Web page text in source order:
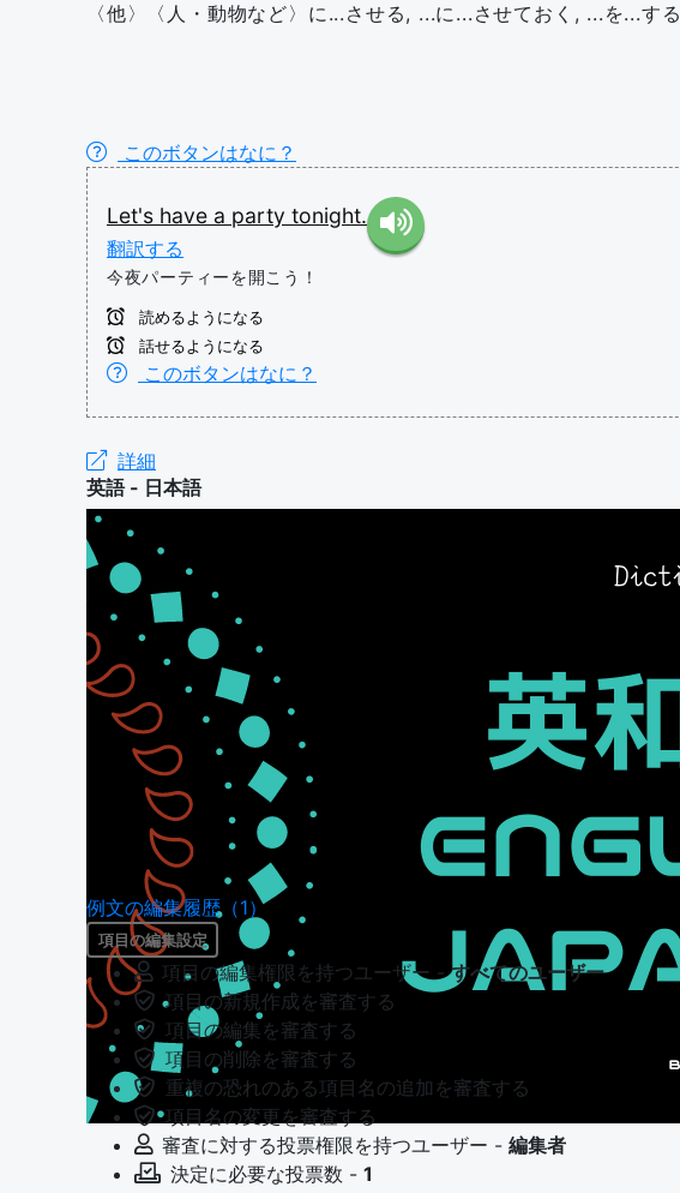
〈他〉〈人・動物など〉に...させる, ...に...させておく, ...を...
このボタンはなに？
Let's have a party tonight.
翻訳する
今夜パーティーを開こう！
読めるようになる
話せるようになる
このボタンはなに？
詳細
英語 - 日本語
例文の編集履歴（1）
項目の編集設定
項目の編集権限を持つユーザー -すべてのユーザー
項目の新規作成を審査する
項目の編集を審査する
項目の削除を審査する
重複の恐れのある項目名の追加を審査する
項目名の変更を審査する
審査に対する投票権限を持つユーザー - 編集者
決定に必要な投票数 - 1